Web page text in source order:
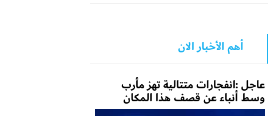
أهم الأخبار الان
عاجل :انفجارات متتالية تهز مأرب
وسط أنباء عن قصف هذا المكان